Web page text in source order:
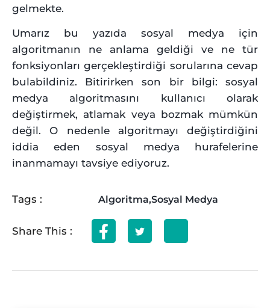
gelmekte.
Umarız bu yazıda sosyal medya için
algoritmanın ne anlama geldiği ve ne tür
fonksiyonları gerçekleştirdiği sorularına cevap
bulabildiniz. Bitirirken son bir bilgi: sosyal
medya algoritmasını kullanıcı olarak
değiştirmek, atlamak veya bozmak mümkün
değil. O nedenle algoritmayı değiştirdiğini
iddia eden sosyal medya hurafelerine
inanmamayı tavsiye ediyoruz.
Tags : Algoritma,Sosyal Medya
Share This :